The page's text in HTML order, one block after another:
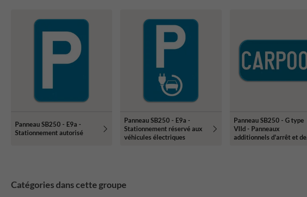
Panneau SB250 - E9a -
Stationnement autorisé
Panneau SB250 - E9a -
Stationnement réservé aux
véhicules électriques
Panneau SB250 - G type
VIId - Panneaux
additionnels d'arrêt et de
Catégories dans cette groupe